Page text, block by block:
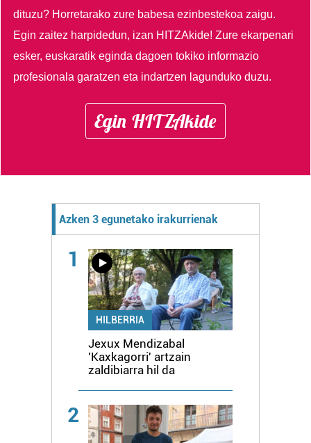
dituzu? Horretarako zure babesa ezinbestekoa zaigu.
Egin zaitez harpidedun, izan HITZAkide!Zure ekarpenari
esker, euskaratik eginda dagoen tokiko informazio
profesionala garatzen eta indartzen lagunduko duzu.
Egin HITZAkide
Azken 3 egunetako irakurrienak
1
HILBERRIA
Jexux Mendizabal
'Kaxkagorri' artzain
zaldibiarra hil da
2